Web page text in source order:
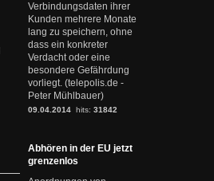
Verbindungsdaten ihrer
Kunden mehrere Monate
lang zu speichern, ohne
dass ein konkreter
Verdacht oder eine
besondere Gefährdung
vorliegt. (telepolis.de -
Peter Mühlbauer)
09.04.2014 hits: 31842
Abhören in der EU jetzt
grenzenlos